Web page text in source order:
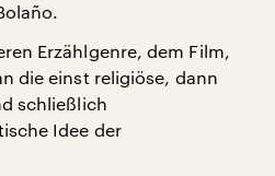
Erzählgenre, dem Film,
die einst religiöse, dann
schließlich
Idee der